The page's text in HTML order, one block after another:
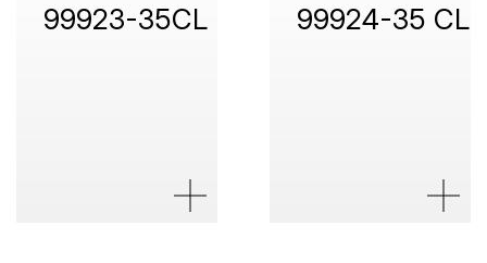
99923-35CL 99924-35 CL